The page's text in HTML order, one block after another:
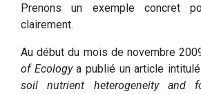
Prenons un exemple concret
clairement.
Au début du mois de novembre
of Ecologya publié un article intitulé
soil nutrient heterogeneity and